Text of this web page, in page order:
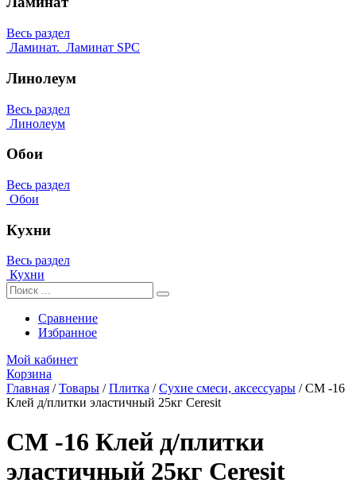
Весь раздел
Ламинат. Ламинат SPC
Линолеум
Весь раздел
Линолеум
Обои
Весь раздел
Обои
Кухни
Весь раздел
Кухни
Сравнение
Избранное
Мой кабинет
Корзина
Главная /Товары /Плитка /Сухие смеси, аксессуары /CM -16
Клей д/плитки эластичный 25кг Ceresit
CM -16 Клей д/плитки
эластичный 25кг Ceresit